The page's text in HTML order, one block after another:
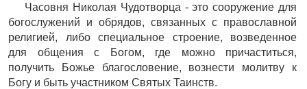
Часовня Николая Чудотворца - это сооружение для
богослужений и обрядов, связанных с православной
религией, либо специальное строение, возведенное
для общения с Богом, где можно причаститься,
получить Божье благословение, вознести молитву к
Богу и быть участником Святых Таинств.